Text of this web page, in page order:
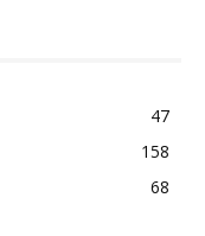
47
158
68